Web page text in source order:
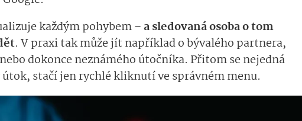
každým pohybem –a sledovaná osoba o tom
. V praxi tak může jít například o bývalého partnera,
dokonce neznámého útočníka. Přitom se nejedná
útok, stačí jen rychlé kliknutí ve správném menu.